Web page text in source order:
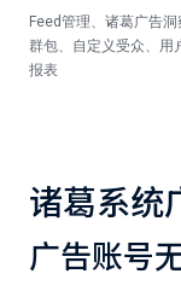
Feed管理、诸葛广告洞
群包、自定义受众、用
报表
诸葛系统
广告账号